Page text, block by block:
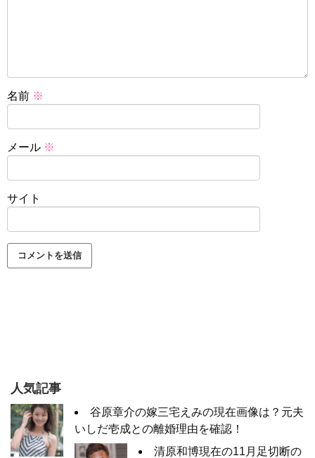
名前 ※
メール ※
サイト
人気記事
谷原章介の嫁三宅えみの現在画像は？元夫
いしだ壱成との離婚理由を確認！
清原和博現在の11月足切断の